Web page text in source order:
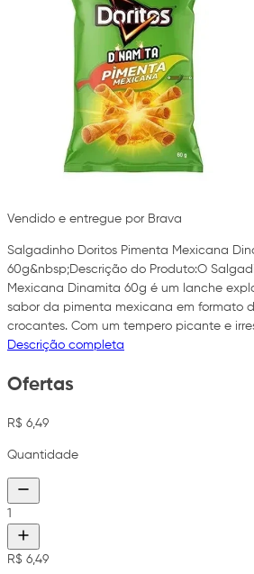
Vendido e entregue por Brava
Salgadinho Doritos Pimenta Mexicana
60g&nbsp;Descrição do Produto:O
Mexicana Dinamita 60g é um lanche
sabor da pimenta mexicana em formato
crocantes. Com um tempero picante e
Descrição completa
Ofertas
R$ 6,49
Quantidade
1
R$ 6,49